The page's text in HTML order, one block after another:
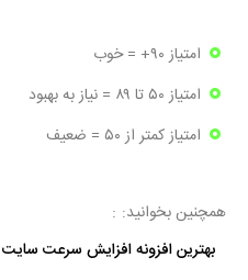
امتیاز ۹۰+ = خوب
امتیاز ۵۰ تا ۸۹ = نیاز به بهبود
امتیاز کمتر از ۵۰ = ضعیف
همچنین بخوانید:
بهترین افزونه افزایش سرعت